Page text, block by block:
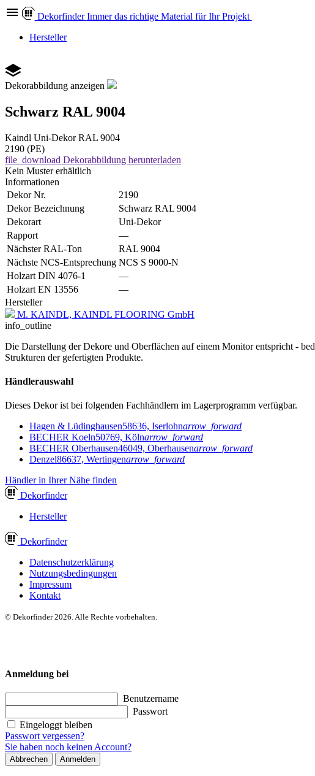
Dekorfinder Immer das richtige Material für Ihr Projekt
Hersteller
Dekorabbildung anzeigen
Schwarz RAL 9004
Kaindl Uni-Dekor RAL 9004
2190 (PE)
file_download Dekorabbildung herunterladen
Kein Muster erhältlich
Informationen
Dekor Nr.
2190
Dekor Bezeichnung
Schwarz RAL 9004
Dekorart
Uni-Dekor
Rapport
—
Nächster RAL-Ton
RAL 9004
Nächste NCS-Entsprechung NCS S 9000-N
Holzart DIN 4076-1
—
Holzart EN 13556
—
Hersteller
M. KAINDL, KAINDL FLOORING GmbH
info_outline
Die Darstellung der Dekore und Oberflächen auf einem Monitor entspricht -
Strukturen der gefertigten Produkte.
Händlerauswahl
Dieses Dekor ist bei folgenden Fachhändlern im Lagerprogramm verfügbar.
Hagen & Lüdinghausen58636, Iserlohnarrow_forward
BECHER Koeln50769, Kölnarrow_forward
BECHER Oberhausen46049, Oberhausenarrow_forward
Denzel86637, Wertingenarrow_forward
Händler in Ihrer Nähe finden
Dekorfinder
Hersteller
Dekorfinder
Datenschutzerklärung
Nutzungsbedingungen
Impressum
Kontakt
© Dekorfinder 2026. Alle Rechte vorbehalten.
Anmeldung bei
Benutzername
Passwort
Eingeloggt bleiben
Passwort vergessen?
Sie haben noch keinen Account?
Abbrechen Anmelden